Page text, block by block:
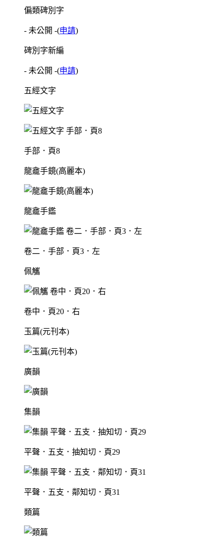
偏類碑別字
- 未公開 -(申請)
碑別字新編
- 未公開 -(申請)
五經文字
手部．頁8
龍龕手鏡(高麗本)
龍龕手鑑
卷二．手部．頁3．左
佩觿
卷中．頁20．右
玉篇(元刊本)
廣韻
集韻
平聲．五支．抽知切．頁29
平聲．五支．鄰知切．頁31
類篇